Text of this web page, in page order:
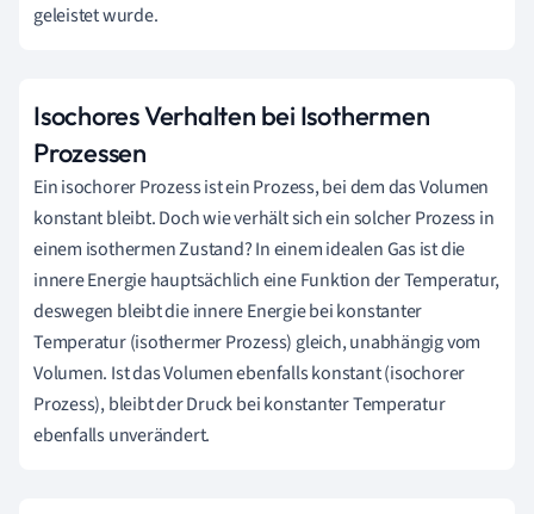
geleistet wurde.
Isochores Verhalten bei Isothermen
Prozessen
Ein isochorer Prozess ist ein Prozess, bei dem das Volumen
konstant bleibt. Doch wie verhält sich ein solcher Prozess in
einem isothermen Zustand? In einem idealen Gas ist die
innere Energie hauptsächlich eine Funktion der Temperatur,
deswegen bleibt die innere Energie bei konstanter
Temperatur (isothermer Prozess) gleich, unabhängig vom
Volumen. Ist das Volumen ebenfalls konstant (isochorer
Prozess), bleibt der Druck bei konstanter Temperatur
ebenfalls unverändert.